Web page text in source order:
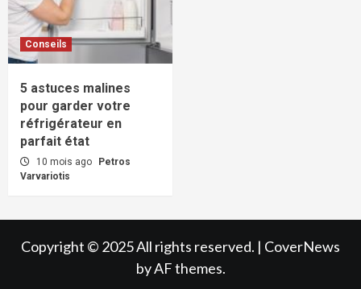
Conseils
5 astuces malines
pour garder votre
réfrigérateur en
parfait état
10 mois ago
Petros
Varvariotis
Copyright © 2025 All rights reserved. | CoverNews
by AF themes.